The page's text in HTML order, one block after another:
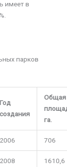
имеет в
парков
Год
создания
Общая
га.
2006 706
2008 1610,6